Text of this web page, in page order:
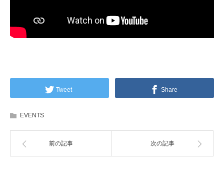
Tweet Share
EVENTS
前の記事 次の記事